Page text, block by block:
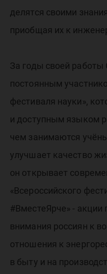
делятся своими
приобщая их к
За годы своей работы
постоянным
фестиваля науки»,
и доступным языком
чем занимаются
улучшает качество
он открывает
«Всероссийского
#ВместеЯрче» - акции
внимания россиян к
отношения к
в быту и на